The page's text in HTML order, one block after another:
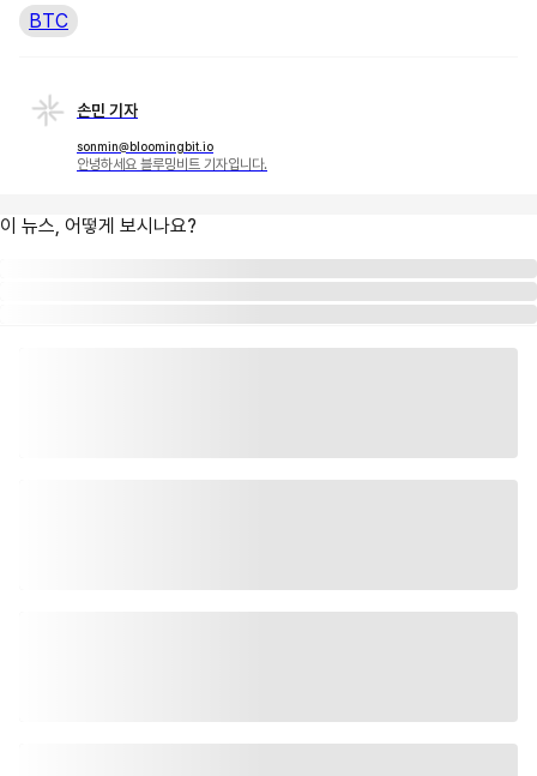
BTC
손민 기자
sonmin@bloomingbit.io
안녕하세요 블루밍비트 기자입니다.
이 뉴스, 어떻게 보시나요?